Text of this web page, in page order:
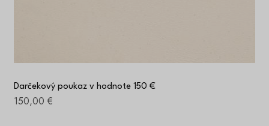
Darčekový poukaz v hodnote 150 €
150,00 €